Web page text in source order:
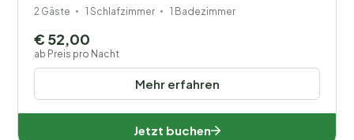
2 Gäste 1 Schlafzimmer 1 Badezimmer
Mehr erfahren
€ 52,00
ab Preis pro Nacht
Jetzt buchen